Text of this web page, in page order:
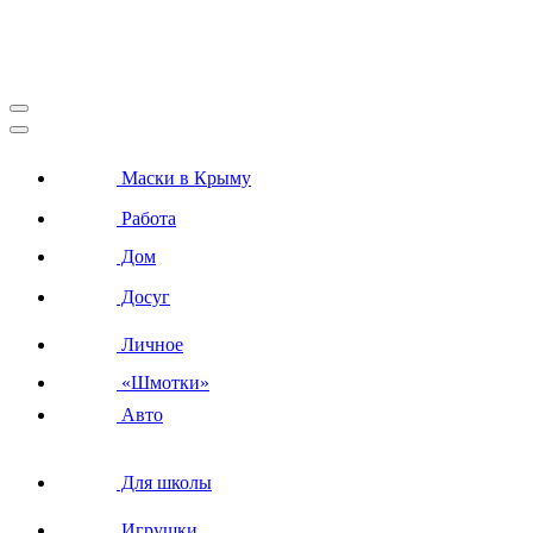
Маски в Крыму
Работа
Дом
Досуг
Личное
«Шмотки»
Авто
Для школы